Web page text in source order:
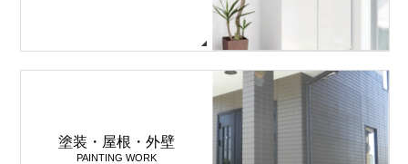
塗装・屋根・外壁
PAINTING WORK